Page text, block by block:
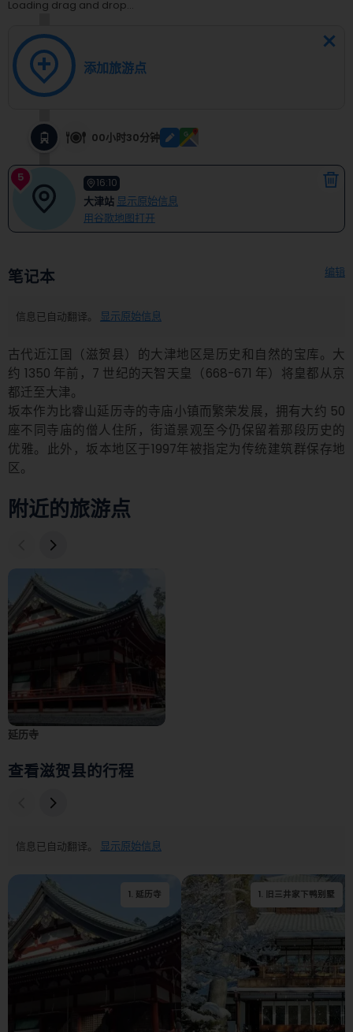
Loading drag and drop...
添加旅游点
00小时30分钟
5 16:10
大津站 显示原始信息
用谷歌地图打开
笔记本 编辑
信息已自动翻译。 显示原始信息
古代近江国（滋贺县）的大津地区是历史和自然的宝库。大
约 1350 年前，7 世纪的天智天皇（668-671 年）将皇都从京
都迁至大津。
坂本作为比睿山延历寺的寺庙小镇而繁荣发展，拥有大约 50
座不同寺庙的僧人住所，街道景观至今仍保留着那段历史的
优雅。此外，坂本地区于1997年被指定为传统建筑群保存地
区。
附近的旅游点
延历寺
查看滋贺县的行程
信息已自动翻译。 显示原始信息
1. 延历寺 1. 旧三井家下鸭别墅